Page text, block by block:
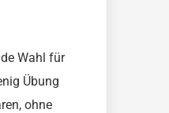
Wahl für
Übung
ohne